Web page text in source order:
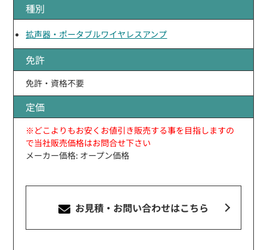
種別
拡声器・ポータブルワイヤレスアンプ
免許
免許・資格不要
定価
※どこよりもお安くお値引き販売する事を目指しますの
で当社販売価格はお問合せ下さい
メーカー価格: オープン価格
お見積・お問い合わせはこちら